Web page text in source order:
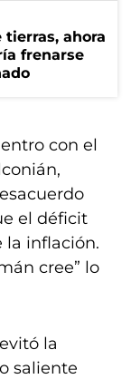
ahora
frenarse
con el
el déficit
la inflación.
cree” lo
la
saliente